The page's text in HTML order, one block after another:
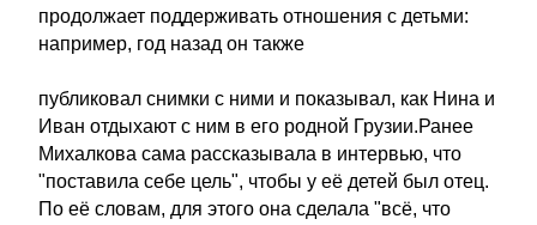
продолжает поддерживать отношения с детьми:
например, год назад он также
публиковал снимки с ними и показывал, как Нина и
Иван отдыхают с ним в его родной Грузии.Ранее
Михалкова сама рассказывала в интервью, что
"поставила себе цель", чтобы у её детей был отец.
По её словам, для этого она сделала "всё, что